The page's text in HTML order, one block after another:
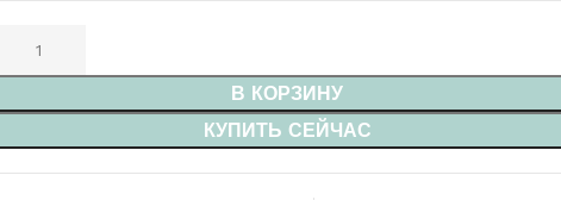
В КОРЗИНУ
КУПИТЬ СЕЙЧАС